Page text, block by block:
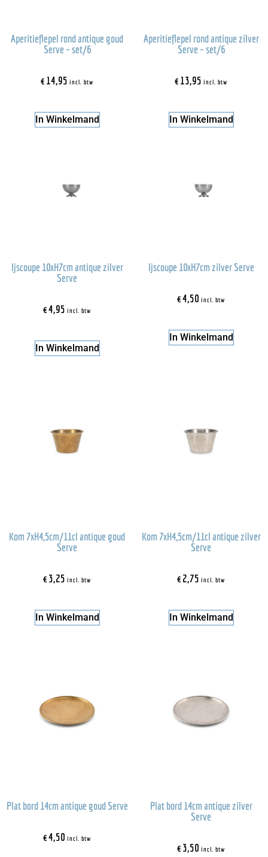
Aperitieflepel rond antique goud
Serve – set/6
€14,95 incl. btw
In Winkelmand
Aperitieflepel rond antique zilver
Serve – set/6
€13,95 incl. btw
In Winkelmand
Ijscoupe 10xH7cm antique zilver
Serve
€4,95 incl. btw
In Winkelmand
Ijscoupe 10xH7cm zilver Serve
€4,50 incl. btw
In Winkelmand
Kom 7xH4,5cm/11cl antique goud
Serve
€3,25 incl. btw
In Winkelmand
Kom 7xH4,5cm/11cl antique zilver
Serve
€2,75 incl. btw
In Winkelmand
Plat bord 14cm antique goud Serve
€4,50 incl. btw
Plat bord 14cm antique zilver
Serve
€3,50 incl. btw